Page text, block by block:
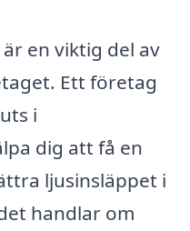
en viktig del av
Ett företag
i
dig att få en
ljusinsläppet i
handlar om